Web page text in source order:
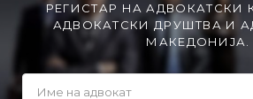
РЕГИСТАР НА АДВОКАТСКИ
АДВОКАТСКИ ДРУШТВА И
МАКЕДОНИЈА.